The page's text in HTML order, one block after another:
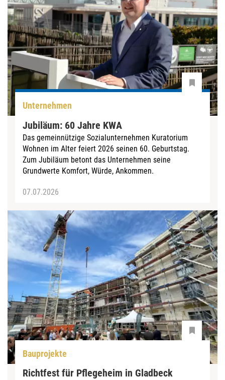
Unternehmen
Jubiläum: 60 Jahre KWA
Das gemeinnützige Sozialunternehmen Kuratorium
Wohnen im Alter feiert 2026 seinen 60. Geburtstag.
Zum Jubiläum betont das Unternehmen seine
Grundwerte Komfort, Würde, Ankommen.
07.07.2026
Bauprojekte
Richtfest für Pflegeheim in Gladbeck